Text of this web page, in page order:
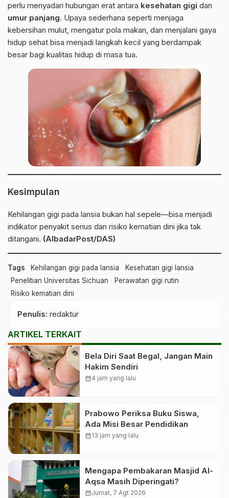
perlu menyadari hubungan erat antara kesehatan gigi dan
umur panjang. Upaya sederhana seperti menjaga
kebersihan mulut, mengatur pola makan, dan menjalani gaya
hidup sehat bisa menjadi langkah kecil yang berdampak
besar bagi kualitas hidup di masa tua.
Kesimpulan
Kehilangan gigi pada lansia bukan hal sepele—bisa menjadi
indikator penyakit serius dan risiko kematian dini jika tak
ditangani. (AlbadarPost/DAS)
Tags Kehilangan gigi pada lansia
Kesehatan gigi lansia
Penelitian Universitas Sichuan
Perawatan gigi rutin
Risiko kematian dini
Penulis: redaktur
ARTIKEL TERKAIT
Bela Diri Saat Begal, Jangan Main
Hakim Sendiri
calendar_month4 jam yang lalu
Prabowo Periksa Buku Siswa,
Ada Misi Besar Pendidikan
calendar_month13 jam yang lalu
Mengapa Pembakaran Masjid Al-
Aqsa Masih Diperingati?
calendar_monthJumat, 7 Agt 2026